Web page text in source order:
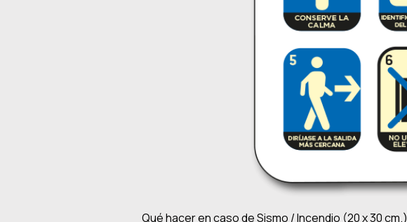
Qué hacer en caso de Sismo / Incendio (20 x 30 cm.)